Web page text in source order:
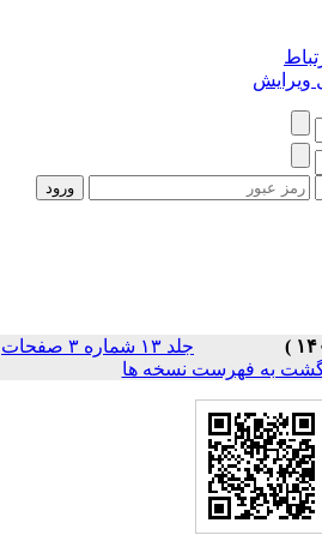
ویرایش
جلد ۱۳ شماره ۳ صفحات
به فهرست نسخه ها